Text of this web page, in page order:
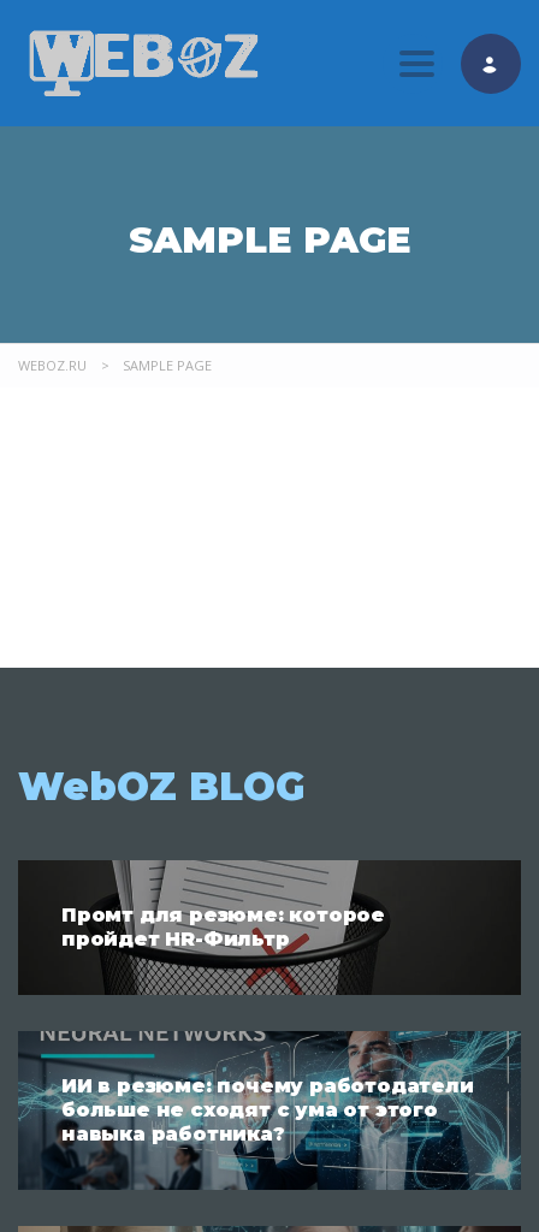
Toggle
SAMPLE PAGE
WEBOZ.RU > SAMPLE PAGE
WebOZ BLOG
Промт для резюме: которое
пройдет HR-Фильтр
ИИ в резюме: почему работодатели
больше не сходят с ума от этого
навыка работника?